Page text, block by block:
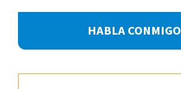
HABLA CONMIGO